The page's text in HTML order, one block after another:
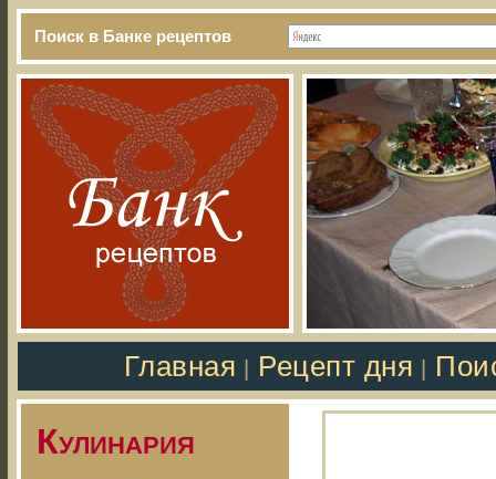
Поиск в Банке рецептов
Главная Рецепт дня
Кулинария